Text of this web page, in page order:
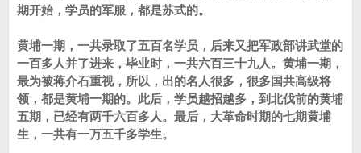
期开始，学员的军服，都是苏式的。
黄埔一期，一共录取了五百名学员，后来又把军政部讲武堂的
一百多人并了进来，毕业时，一共六百三十九人。黄埔一期，
最为被蒋介石重视，所以，出的名人很多，很多国共高级将
领，都是黄埔一期的。此后，学员越招越多，到北伐前的黄埔
五期，已经有两千六百多人。最后，大革命时期的七期黄埔
生，一共有一万五千多学生。